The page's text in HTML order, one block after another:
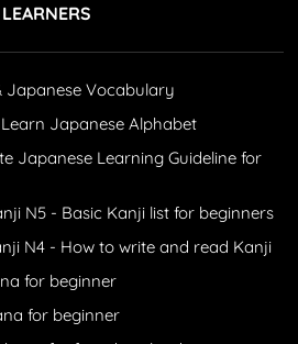
Japanese Vocabulary
Japanese Alphabet
Japanese Learning Guideline for
N5 - Basic Kanji list for beginners
N4 - How to write and read Kanji
for beginner
for beginner